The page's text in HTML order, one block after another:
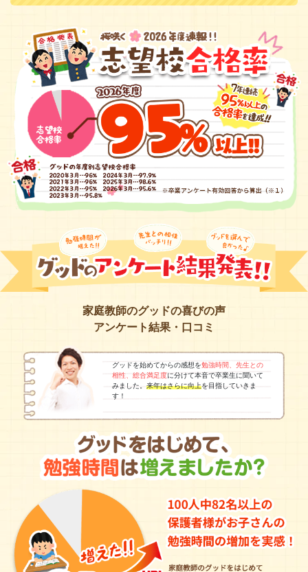
家庭教師のグッドの喜びの声
アンケート結果・口コミ
グッドを始めてからの感想を勉強時間、先生との
相性、総合満足度に分けて本音で卒業生に聞いて
みました。来年はさらに向上を目指していきま
す！